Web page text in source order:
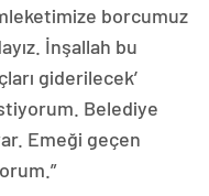
borcumuz
İnşallah bu
giderilecek’
Belediye
Emeği geçen